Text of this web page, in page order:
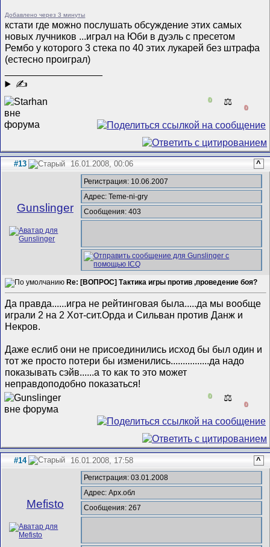
Добавлено через 3 минуты
кстати где можно послушать обсуждение этих самых
новых лучников ...играл на Юби в дуэль с пресетом
Рембо у которого 3 стека по 40 этих лукарей без штрафа
(естесно проиграл)
✍
0 ⚖️
0
#13 16.01.2008, 00:06 ^
Gunslinger
Регистрация: 10.06.2007
Адрес: Teme-ni-gry
Сообщения: 403
Re: [ВОПРОС] Тактика игры против ,проведение боя?
Да правда......игра не рейтинговая была.....да мы вообще
играли 2 на 2 Хот-сит.Орда и Сильван против Данж и
Некров.
Даже еслиб они не присоединились исход бы был один и
тот же просто потери бы изменились................да надо
показывать сэйв......а то как то это может
неправдоподобно показаться!
0 ⚖️
0
#14 16.01.2008, 17:58 ^
Mefisto
Регистрация: 03.01.2008
Адрес: Арх.обл
Сообщения: 267